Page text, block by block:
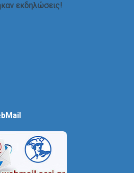
εκδηλώσεις!